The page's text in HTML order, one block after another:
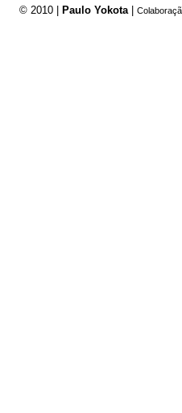
© 2010 | Paulo Yokota |